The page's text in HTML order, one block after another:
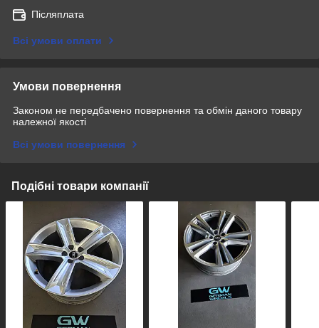
Післяплата
Всі умови оплати
Умови повернення
Законом не передбачено повернення та обмін даного товару
належної якості
Всі умови повернення
Подібні товари компанії